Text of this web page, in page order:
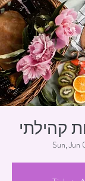
קהילתי
Sun, Jun